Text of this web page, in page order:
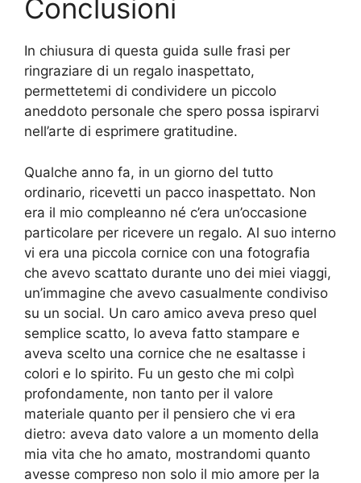
Conclusioni
In chiusura di questa guida sulle frasi per
ringraziare di un regalo inaspettato,
permettetemi di condividere un piccolo
aneddoto personale che spero possa ispirarvi
nell’arte di esprimere gratitudine.
Qualche anno fa, in un giorno del tutto
ordinario, ricevetti un pacco inaspettato. Non
era il mio compleanno né c’era un’occasione
particolare per ricevere un regalo. Al suo interno
vi era una piccola cornice con una fotografia
che avevo scattato durante uno dei miei viaggi,
un’immagine che avevo casualmente condiviso
su un social. Un caro amico aveva preso quel
semplice scatto, lo aveva fatto stampare e
aveva scelto una cornice che ne esaltasse i
colori e lo spirito. Fu un gesto che mi colpì
profondamente, non tanto per il valore
materiale quanto per il pensiero che vi era
dietro: aveva dato valore a un momento della
mia vita che ho amato, mostrandomi quanto
avesse compreso non solo il mio amore per la